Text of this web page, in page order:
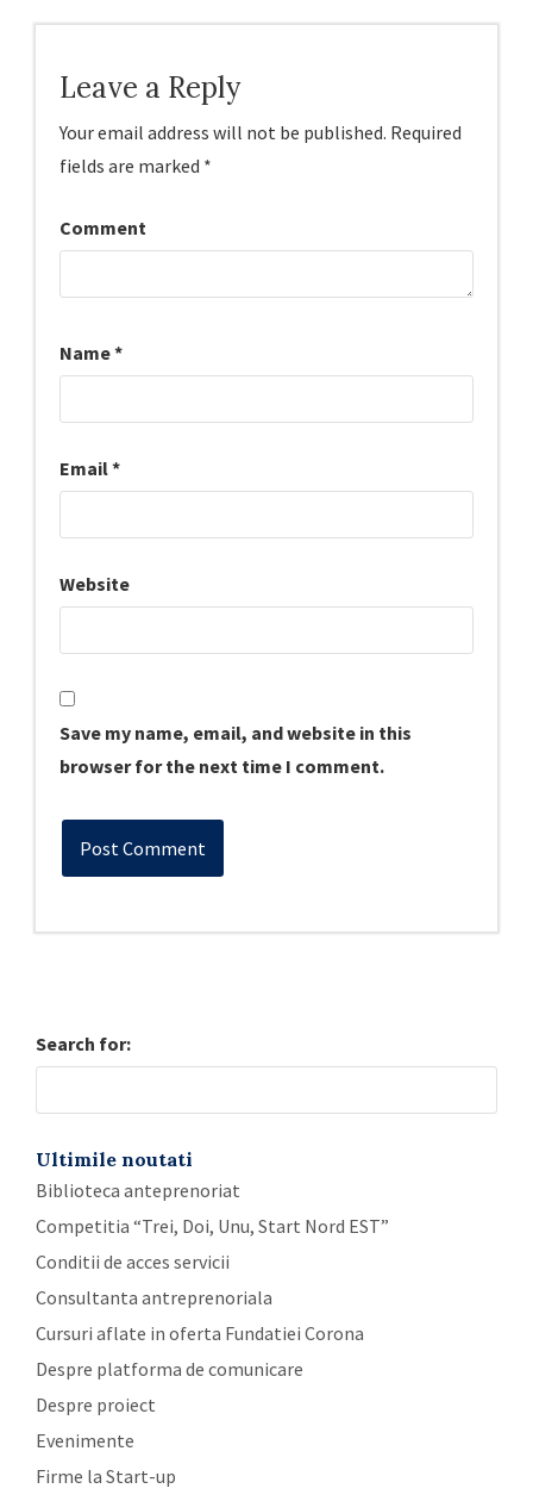
Leave a Reply
Your email address will not be published. Required
fields are marked *
Comment
Name*
Email*
Website
Save my name, email, and website in this
browser for the next time I comment.
Search for:
Ultimile noutati
Biblioteca anteprenoriat
Competitia “Trei, Doi, Unu, Start Nord EST”
Conditii de acces servicii
Consultanta antreprenoriala
Cursuri aflate in oferta Fundatiei Corona
Despre platforma de comunicare
Despre proiect
Evenimente
Firme la Start-up